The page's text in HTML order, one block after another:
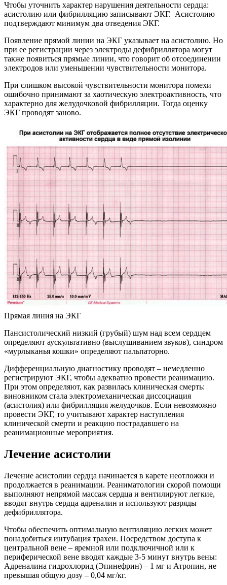
Чтобы уточнить характер нарушения деятельности сердца:
асистолию или фибрилляцию записывают ЭКГ. Асистолию
подтверждают минимум два отведения ЭКГ.
Появление прямой линии на ЭКГ указывает на асистолию. Но
при ее регистрации через электроды дефибриллятора могут
также появиться прямые линии, что говорит об отсоединении
электродов или уменьшении чувствительности монитора.
При слишком высокой чувствительности монитора помехи
ошибочно принимают за хаотическую электроактивность, что
характерно для желудочковой фибрилляции. Тогда оценку
ЭКГ проводят заново.
Прямая линия на ЭКГ
Пансистолический низкий (грубый) шум над всем сердцем
определяют аускультативно (выслушиванием звуков), синдром
«мурлыканья кошки» определяют пальпаторно.
Дифференциальную диагностику проводят – немедленно
регистрируют ЭКГ, чтобы адекватно провести реанимацию.
При этом определяют, как развилась клиническая смерть:
виновником стала электромеханическая диссоциация
(асистолия) или фибрилляция желудочков. Если невозможно
провести ЭКГ, то учитывают характер наступления
клинической смерти и реакцию пострадавшего на
реанимационные мероприятия.
Лечение асистолии
Лечение асистолии сердца начинается в карете неотложки и
продолжается в реанимации. Реаниматологии скорой помощи
выполняют непрямой массаж сердца и вентилируют легкие,
вводят внутрь сердца адреналин и используют разряды
дефибриллятора.
Чтобы обеспечить оптимальную вентиляцию легких может
понадобиться интубация трахеи. Посредством доступа к
центральной вене – яремной или подключичной или к
периферической вене вводят каждые 3-5 минут внутрь вены:
Адреналина гидрохлорид (Эпинефрин) – 1 мг и Атропин, не
превышая общую дозу – 0,04 мг/кг.